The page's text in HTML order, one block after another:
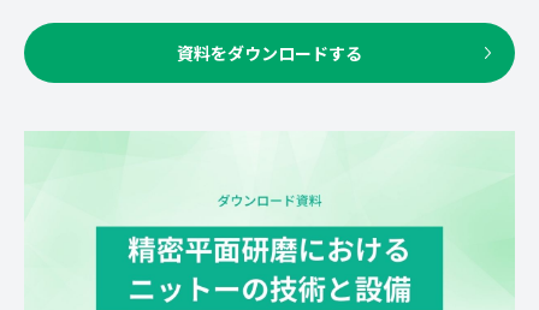
資料をダウンロードする